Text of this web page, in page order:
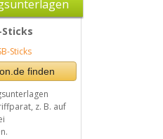
Sticks
finden
z. B. auf